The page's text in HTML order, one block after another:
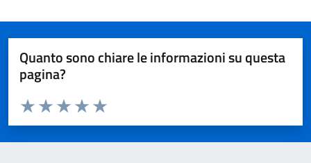
Quanto sono chiare le informazioni su questa
pagina?
Valuta da 1 a 5 stelle la pagina
Valuta 5 stelle su 5
Valuta 4 stelle su 5
Valuta 3 stelle su 5
Valuta 2 stelle su 5
Valuta 1 stelle su 5